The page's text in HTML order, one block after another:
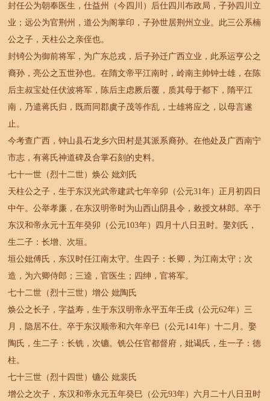
封任公为朝奉医生，仕益州（今四川）后仕四川布政局，子孙四川立
业；远公为官荆州，道公为阁掌印，子孙世居荆州立业。此三公系楠
公之子，天柱公之亲侄也。
封锜公为御前将军，为广东总戎，后子孙迁广西立业，此系运亨公之
裔孙，亮公之五世孙也。在隋文帝平江南时，岭南主帅钟士雄，在陈
后主叔宝处任伏波将军，陈后主虑厥后覆，质其母于都下，隋平江
南，乃遣蒋氏归，既而同郡虞子茂等作乱，士雄将应之，以母言遂
止。
今考查广西，钟山县石龙乡六田村是其派系裔孙。在他处及广西南宁
市志，有蒋氏神道碑及合掌石刻的史料。
七十一世（烈十二世）焕公 妣刘氏
天柱公之子，生于东汉光武帝建武七年辛卯（公元31年）正月初四日
中午。公举孝廉，在东汉明帝时为山西山阴县令，敕授文林郎。卒于
东汉和帝永元十五年癸卯（公元103年）四月十八日丑时。娶刘氏，
生二子：长增、次垣。
垣公妣傅氏，东汉时任江南太守。生四子：长卿，为江南太守；次
造，为六卿侍郎；三逵，官医生；四绅，官将军。
七十二世（烈十三世）增公 妣陶氏
焕公之长子，字益寿，生于东汉明帝永平五年壬戌（公元62年）三
月，隐居不仕。卒于东汉顺帝和六年辛巳（公元141年）十二月。娶
陶氏，生二子：长铣，次镳。铣公任官都督府，妣谒氏，生一子：德
柱。
七十三世（烈十四世）镳公 妣裴氏
增公之次子，东汉和帝永元五年癸巳（公元93年）六月二十八日丑时